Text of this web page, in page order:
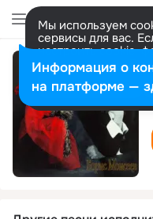
Мы используем
сервисы для вас.
настроить cookie-
представитель.
Разрешить все
Информация о
на платформе —